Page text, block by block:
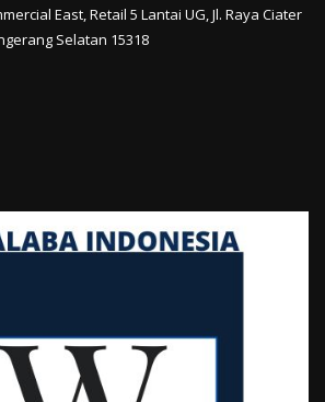
East, Retail 5 Lantai UG, Jl. Raya Ciater
Selatan 15318